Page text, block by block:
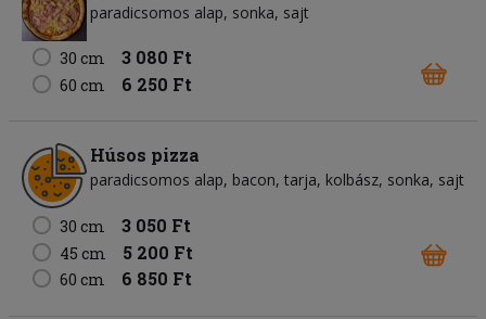
paradicsomos alap sonka sajt
30 cm 3 080 Ft
60 cm 6 250 Ft
Húsos pizza
paradicsomos alap bacon tarja kolbász sonka sajt
30 cm 3 050 Ft
45 cm 5 200 Ft
60 cm 6 850 Ft